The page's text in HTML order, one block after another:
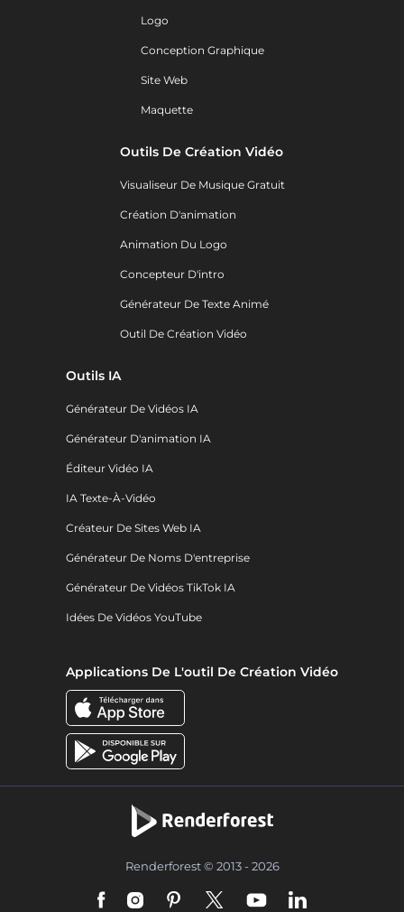
Logo
Conception Graphique
Site Web
Maquette
Outils De Création Vidéo
Visualiseur De Musique Gratuit
Création D'animation
Animation Du Logo
Concepteur D'intro
Générateur De Texte Animé
Outil De Création Vidéo
Outils IA
Générateur De Vidéos IA
Générateur D'animation IA
Éditeur Vidéo IA
IA Texte-À-Vidéo
Créateur De Sites Web IA
Générateur De Noms D'entreprise
Générateur De Vidéos TikTok IA
Idées De Vidéos YouTube
Applications De L'outil De Création Vidéo
Renderforest © 2013 - 2026